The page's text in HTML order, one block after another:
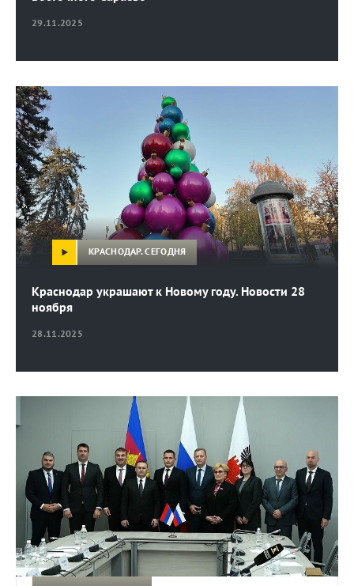
29.11.2025
28.11.2025
Краснодар украшают к Новому году. Новости 28
ноября
КРАСНОДАР. СЕГОДНЯ